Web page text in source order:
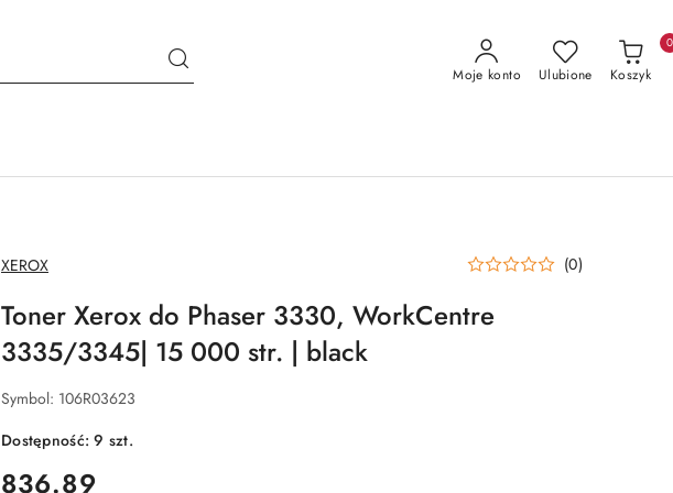
Moje konto Ulubione Koszyk
0
NAZWA
PRODUCENTA:
XEROX (0)
Toner Xerox do Phaser 3330, WorkCentre
3335/3345| 15 000 str. | black
Symbol: 106R03623
Dostępność:9 szt.
cena:
836.89